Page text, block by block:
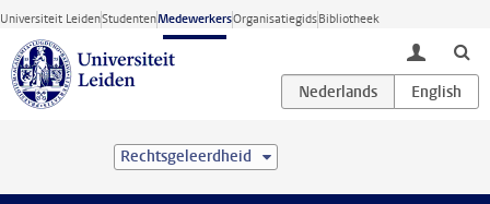
Ga direct naar de inhoud
Universiteit LeidenStudentenMedewerkersOrganisatiegidsBibliotheek
toggle
Rechtsgeleerdheid